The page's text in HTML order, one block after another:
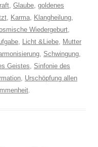
, Glaube, goldenes
, Karma, Klangheilung,
Wiedergeburt,
, Licht &Liebe, Mutter
, Schwingung,
Geistes, Sinfonie des
, Urschöpfung allen
.